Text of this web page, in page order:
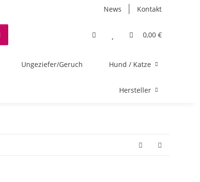
News Kontakt
0,00 €
Ungeziefer/Geruch Hund / Katze
Hersteller